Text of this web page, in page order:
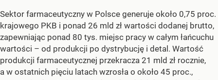
Sektor farmaceutyczny w Polsce generuje około 0,75 proc.
krajowego PKB i ponad 26 mld zł wartości dodanej brutto,
zapewniając ponad 80 tys. miejsc pracy w całym łańcuchu
wartości – od produkcji po dystrybucję i detal. Wartość
produkcji farmaceutycznej przekracza 21 mld zł rocznie,
a w ostatnich pięciu latach wzrosła o około 45 proc.,